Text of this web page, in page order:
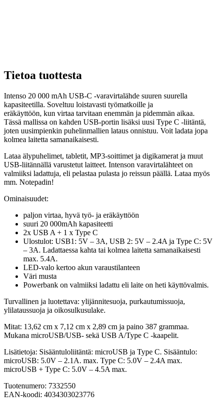
Tietoa tuottesta
Intenso 20 000 mAh USB-C -varavirtalähde suuren suurella
kapasiteetilla. Soveltuu loistavasti työmatkoille ja
eräkäyttöön, kun virtaa tarvitaan enemmän ja pidemmän aikaa.
Tässä mallissa on kahden USB-portin lisäksi uusi Type C -liitäntä,
joten uusimpienkin puhelinmallien lataus onnistuu. Voit ladata jopa
kolmea laitetta samanaikaisesti.
Lataa älypuhelimet, tabletit, MP3-soittimet ja digikamerat ja muut
USB-liitännällä varustetut laitteet. Intenson varavirtalähteet on
valmiiksi ladattuja, eli pelastaa pulasta jo reissun päällä. Lataa myös
mm. Notepadin!
Ominaisuudet:
paljon virtaa, hyvä työ- ja eräkäyttöön
suuri 20 000mAh kapasiteetti
2x USB A + 1 x Type C
Ulostulot: USB1: 5V – 3A, USB 2: 5V – 2.4A ja Type C: 5V
– 3A. Ladattaessa kahta tai kolmea laitetta samanaikaisesti
max. 5.4A.
LED-valo kertoo akun varaustilanteen
Väri musta
Powerbank on valmiiksi ladattu eli laite on heti käyttövalmis.
Turvallinen ja luotettava: ylijännitesuoja, purkautumissuoja,
ylilataussuoja ja oikosulkusulake.
Mitat: 13,62 cm x 7,12 cm x 2,89 cm ja paino 387 grammaa.
Mukana microUSB/USB- sekä USB A/Type C -kaapelit.
Lisätietoja: Sisääntuloliitäntä: microUSB ja Type C. Sisääntulo:
microUSB: 5.0V – 2.1A. max. Type C: 5.0V – 2.4A max.
microUSB + Type C: 5.0V – 4.5A max.
Tuotenumero: 7332550
EAN-koodi: 4034303023776